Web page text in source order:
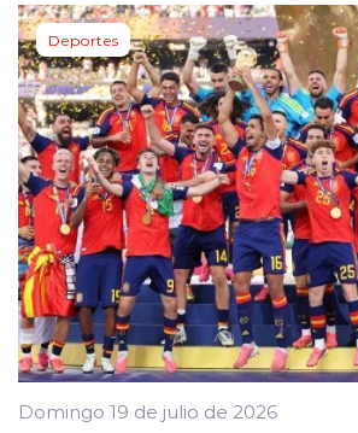
Deportes
Domingo 19 de julio de 2026